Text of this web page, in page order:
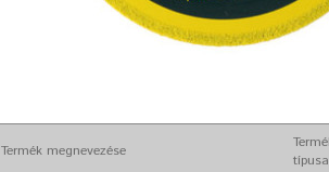
Termék megnevezése
típusa